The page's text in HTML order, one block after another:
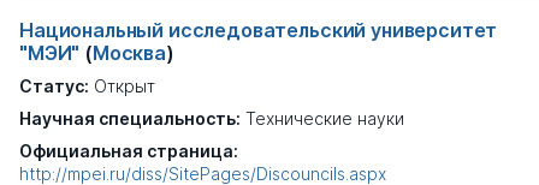
Национальный исследовательский университет
"МЭИ" (Москва)
Статус: Открыт
Научная специальность: Технические науки
Официальная страница:
http://mpei.ru/diss/SitePages/Discouncils.aspx